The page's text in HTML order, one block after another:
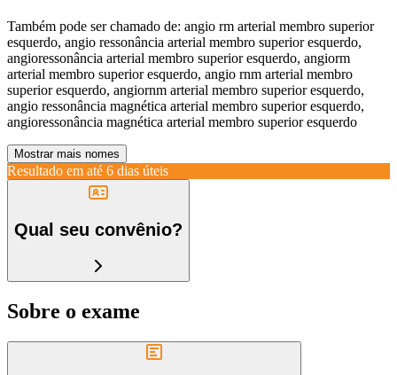
Também pode ser chamado de: angio rm arterial membro superior
esquerdo, angio ressonância arterial membro superior esquerdo,
angioressonância arterial membro superior esquerdo, angiorm
arterial membro superior esquerdo, angio rnm arterial membro
superior esquerdo, angiornm arterial membro superior esquerdo,
angio ressonância magnética arterial membro superior esquerdo,
angioressonância magnética arterial membro superior esquerdo
Mostrar mais nomes
Resultado em até 6 dias úteis
Qual seu convênio?
Sobre o exame